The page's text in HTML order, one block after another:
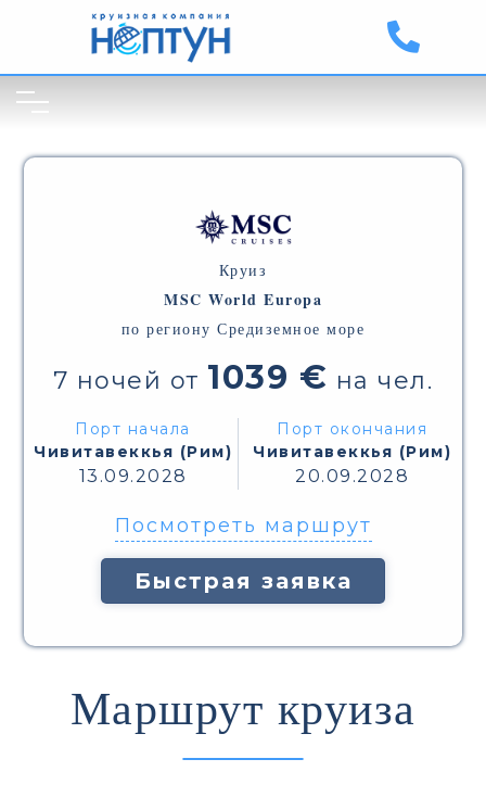
Круиз
MSC World Europa
по региону Средиземное море
7 ночей от 1039 € на чел.
Порт начала
Чивитавеккья (Рим)
13.09.2028
Порт окончания
Чивитавеккья (Рим)
20.09.2028
Посмотреть маршрут
Быстрая заявка
Маршрут круиза